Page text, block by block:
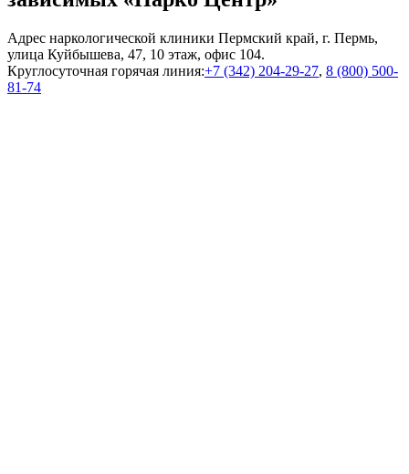
Адрес наркологической клиники Пермский край, г. Пермь,
улица Куйбышева, 47, 10 этаж, офис 104.
Круглосуточная горячая линия:+7 (342) 204-29-27, 8 (800) 500-
81-74